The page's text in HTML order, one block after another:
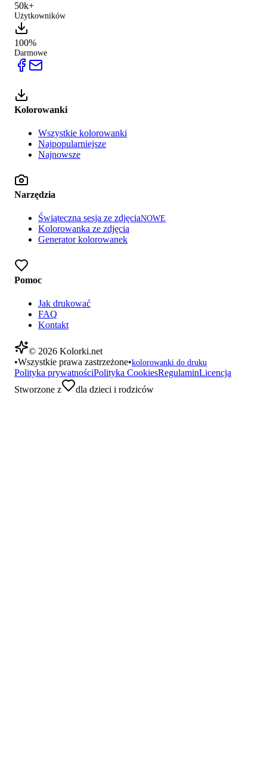
50k+
Użytkowników
100%
Darmowe
Kolorowanki
Wszystkie kolorowanki
Najpopularniejsze
Najnowsze
Narzędzia
Świąteczna sesja ze zdjęciaNOWE
Kolorowanka ze zdjęcia
Generator kolorowanek
Pomoc
Jak drukować
FAQ
Kontakt
© 2026 Kolorki.net
•Wszystkie prawa zastrzeżone•kolorowanki do druku
Polityka prywatnościPolityka CookiesRegulaminLicencja
Stworzone z
dla dzieci i rodziców